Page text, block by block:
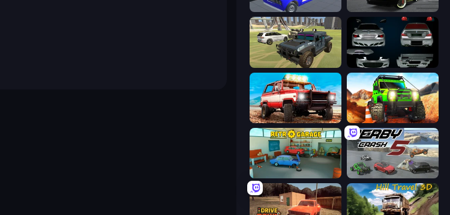
Taz Mechanic Simulator Drift Hunters
4x4 Offroader Decorate My BMW M5
Offroad Masters Challenge Offroad Life 3D
Retro Garage Derby Crash 5